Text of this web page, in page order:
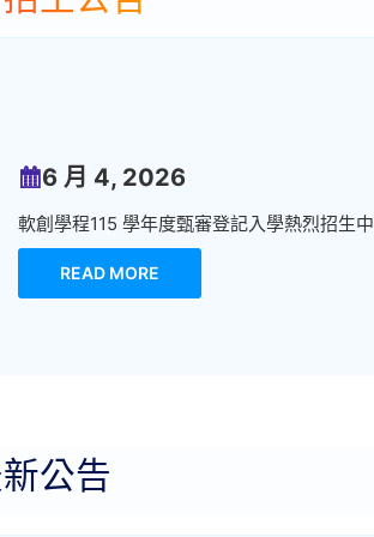
6 月 4, 2026
軟創學程115 學年度甄審登記入學熱烈招生中
READ MORE
公告